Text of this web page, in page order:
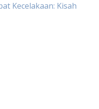
Kecelakaan: Kisah